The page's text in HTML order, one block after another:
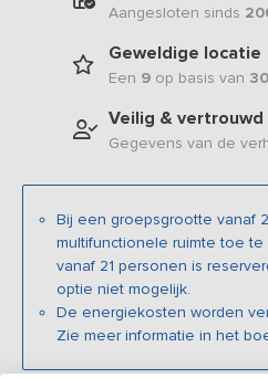
Aangesloten sinds
Geweldige locatie
Een 9 op basis van 30
Veilig & vertrouwd
Gegevens van de
Bij een groepsgrootte vanaf
multifunctionele ruimte toe
vanaf 21 personen is
optie niet mogelijk.
De energiekosten worden
Zie meer informatie in het